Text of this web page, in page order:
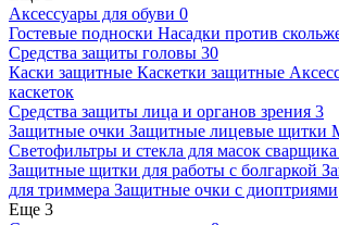
Аксессуары для обуви 0
Гостевые подноски Насадки против
Средства защиты головы 30
Каски защитные Каскетки защитные
каскеток
Средства защиты лица и органов зрения 3
Защитные очки Защитные лицевые щитки
Светофильтры и стекла для масок сварщика
Защитные щитки для работы с болгаркой
для триммера Защитные очки с диоптриями
Еще 3